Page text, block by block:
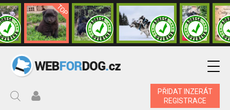
PŘIDAT INZERÁT
REGISTRACE